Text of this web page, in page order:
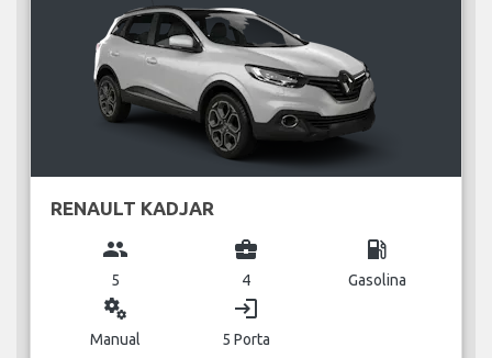
RENAULT KADJAR
group
5
business_center
4
local_gas_station
Gasolina
miscellaneous_services
Manual
login
5 Porta